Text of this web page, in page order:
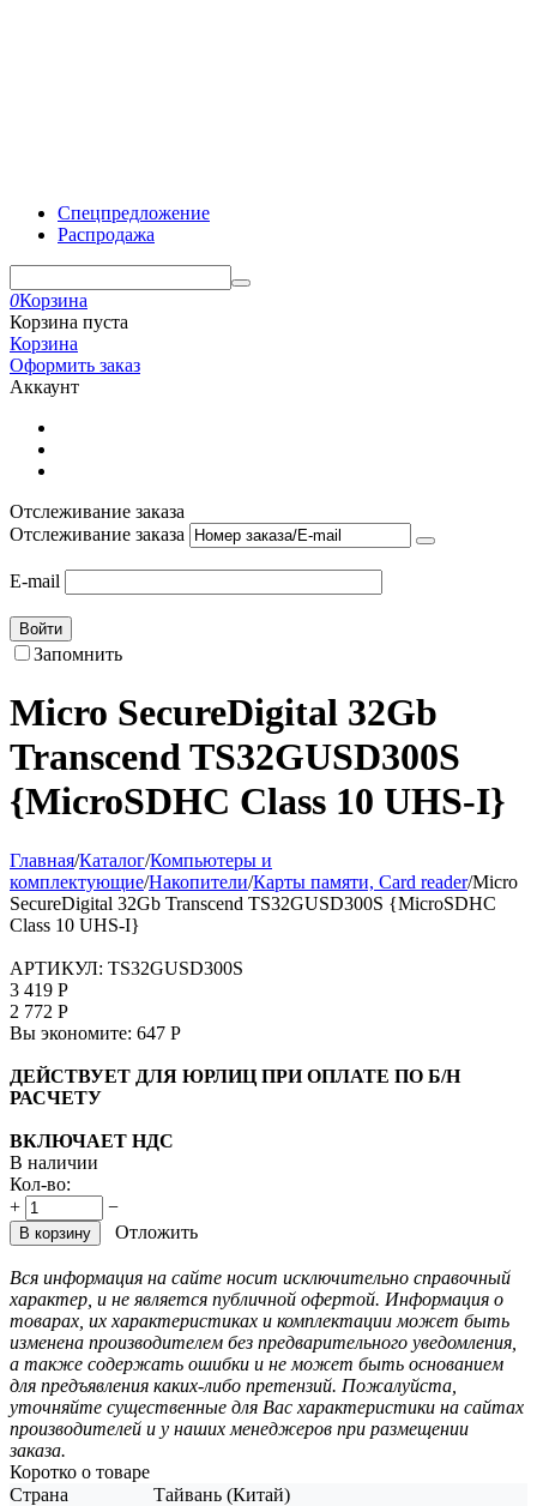
Спецпредложение
Распродажа
0Корзина
Корзина пуста
Корзина
Оформить заказ
Аккаунт
Отслеживание заказа
Отслеживание заказа
E-mail
Войти
Запомнить
Micro SecureDigital 32Gb
Transcend TS32GUSD300S
{MicroSDHC Class 10 UHS-I}
Главная/Каталог/Компьютеры и
комплектующие/Накопители/Карты памяти, Card reader/Micro
SecureDigital 32Gb Transcend TS32GUSD300S {MicroSDHC
Class 10 UHS-I}
АРТИКУЛ: TS32GUSD300S
3 419 Р
2 772 Р
Вы экономите: 647 Р
ДЕЙСТВУЕТ ДЛЯ ЮРЛИЦ ПРИ ОПЛАТЕ ПО Б/Н
РАСЧЕТУ
ВКЛЮЧАЕТ НДС
В наличии
Кол-во:
+
−
В корзину Отложить
Вся информация на сайте носит исключительно справочный
характер, и не является публичной офертой. Информация о
товарах, их характеристиках и комплектации может быть
изменена производителем без предварительного уведомления,
а также содержать ошибки и не может быть основанием
для предъявления каких-либо претензий. Пожалуйста,
уточняйте существенные для Вас характеристики на сайтах
производителей и у наших менеджеров при размещении
заказа.
Коротко о товаре
Страна
Тайвань (Китай)